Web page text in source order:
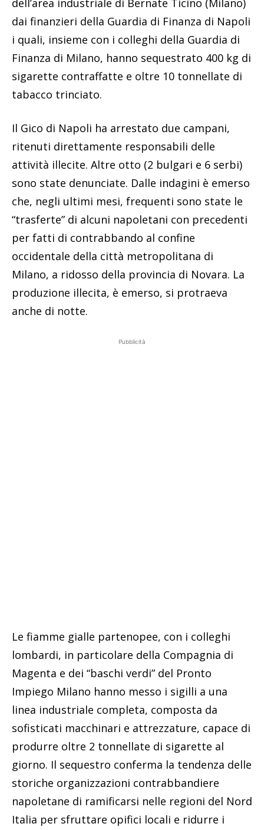
dell’area industriale di Bernate Ticino (Milano)
dai finanzieri della Guardia di Finanza di Napoli
i quali, insieme con i colleghi della Guardia di
Finanza di Milano, hanno sequestrato 400 kg di
sigarette contraffatte e oltre 10 tonnellate di
tabacco trinciato.
Il Gico di Napoli ha arrestato due campani,
ritenuti direttamente responsabili delle
attività illecite. Altre otto (2 bulgari e 6 serbi)
sono state denunciate. Dalle indagini è emerso
che, negli ultimi mesi, frequenti sono state le
“trasferte” di alcuni napoletani con precedenti
per fatti di contrabbando al confine
occidentale della città metropolitana di
Milano, a ridosso della provincia di Novara. La
produzione illecita, è emerso, si protraeva
anche di notte.
Pubblicità
Le fiamme gialle partenopee, con i colleghi
lombardi, in particolare della Compagnia di
Magenta e dei “baschi verdi” del Pronto
Impiego Milano hanno messo i sigilli a una
linea industriale completa, composta da
sofisticati macchinari e attrezzature, capace di
produrre oltre 2 tonnellate di sigarette al
giorno. Il sequestro conferma la tendenza delle
storiche organizzazioni contrabbandiere
napoletane di ramificarsi nelle regioni del Nord
Italia per sfruttare opifici locali e ridurre i